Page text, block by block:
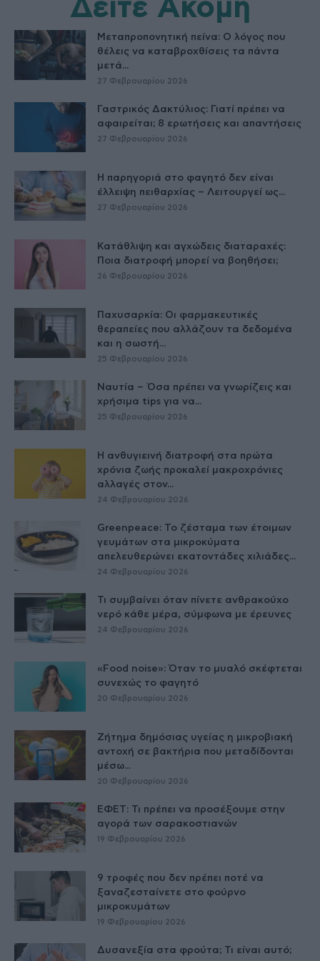
Δείτε Ακόμη
Μεταπροπονητική πείνα: Ο λόγος που
θέλεις να καταβροχθίσεις τα πάντα
μετά...
27 Φεβρουαρίου 2026
Γαστρικός Δακτύλιος: Γιατί πρέπει να
αφαιρείται; 8 ερωτήσεις και απαντήσεις
27 Φεβρουαρίου 2026
Η παρηγοριά στο φαγητό δεν είναι
έλλειψη πειθαρχίας – Λειτουργεί ως...
27 Φεβρουαρίου 2026
Κατάθλιψη και αγχώδεις διαταραχές:
Ποια διατροφή μπορεί να βοηθήσει;
26 Φεβρουαρίου 2026
Παχυσαρκία: Οι φαρμακευτικές
θεραπείες που αλλάζουν τα δεδομένα
και η σωστή...
25 Φεβρουαρίου 2026
Ναυτία – Όσα πρέπει να γνωρίζεις και
χρήσιμα tips για να...
25 Φεβρουαρίου 2026
Η ανθυγιεινή διατροφή στα πρώτα
χρόνια ζωής προκαλεί μακροχρόνιες
αλλαγές στον...
24 Φεβρουαρίου 2026
Greenpeace: Το ζέσταμα των έτοιμων
γευμάτων στα μικροκύματα
απελευθερώνει εκατοντάδες χιλιάδες...
24 Φεβρουαρίου 2026
Τι συμβαίνει όταν πίνετε ανθρακούχο
νερό κάθε μέρα, σύμφωνα με έρευνες
24 Φεβρουαρίου 2026
«Food noise»: Όταν το μυαλό σκέφτεται
συνεχώς το φαγητό
20 Φεβρουαρίου 2026
Ζήτημα δημόσιας υγείας η μικροβιακή
αντοχή σε βακτήρια που μεταδίδονται
μέσω...
20 Φεβρουαρίου 2026
ΕΦΕΤ: Τι πρέπει να προσέξουμε στην
αγορά των σαρακοστιανών
19 Φεβρουαρίου 2026
9 τροφές που δεν πρέπει ποτέ να
ξαναζεσταίνετε στο φούρνο
μικροκυμάτων
19 Φεβρουαρίου 2026
Δυσανεξία στα φρούτα; Τι είναι αυτό;